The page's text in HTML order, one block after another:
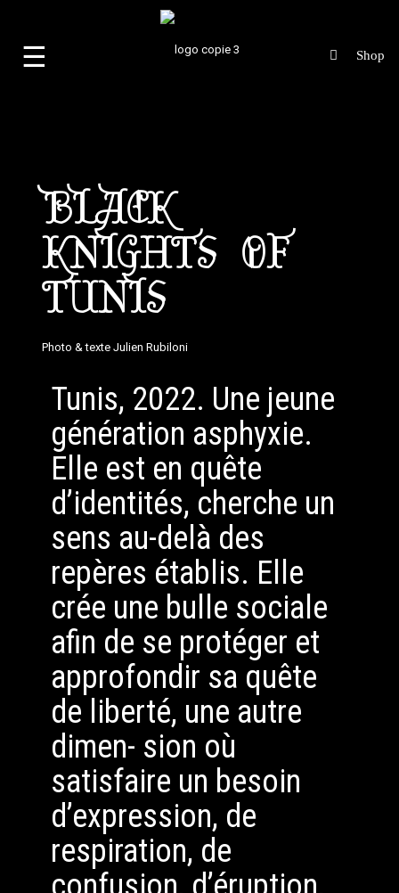
☰
BLACK
KNIGHTS OF
TUNIS
Photo & texte Julien Rubiloni
Tunis, 2022. Une jeune
génération asphyxie.
Elle est en quête
d’identités, cherche un
sens au-delà des
repères établis. Elle
crée une bulle sociale
afin de se protéger et
approfondir sa quête
de liberté, une autre
dimen- sion où
satisfaire un besoin
d’expression, de
respiration, de